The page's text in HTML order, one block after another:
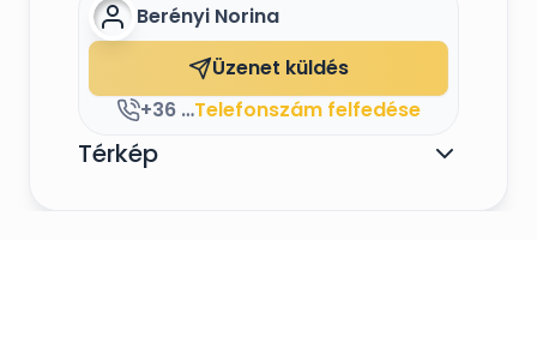
Berényi Norina
Üzenet küldés
+36 70 7036 888Telefonszám felfedése
Térkép